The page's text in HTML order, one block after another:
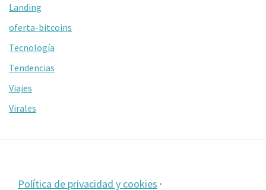
Landing
oferta-bitcoins
Tecnología
Tendencias
Viajes
Virales
Footer
Política de privacidad y cookies ·